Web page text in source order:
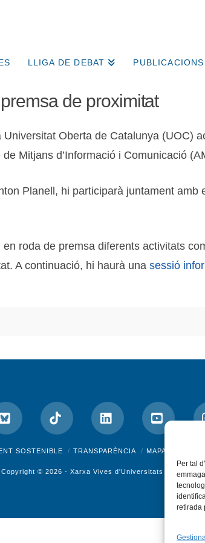
Per tal
retirada
LLIGA DE DEBAT PUBLICACIONS
de proximitat
Universitat Oberta de Catalunya (UOC)
Mitjans d’Informació i Comunicació
Planell, hi participarà juntament amb
roda de premsa diferents activitats
A continuació, hi haurà unasessió
Bluesky Tiktok LinkedInYouTube
SOSTENIBLE TRANSPARÈNCIA MAPA DEL WEB
Copyright © 2026 - Xarxa Vives d'Universitats